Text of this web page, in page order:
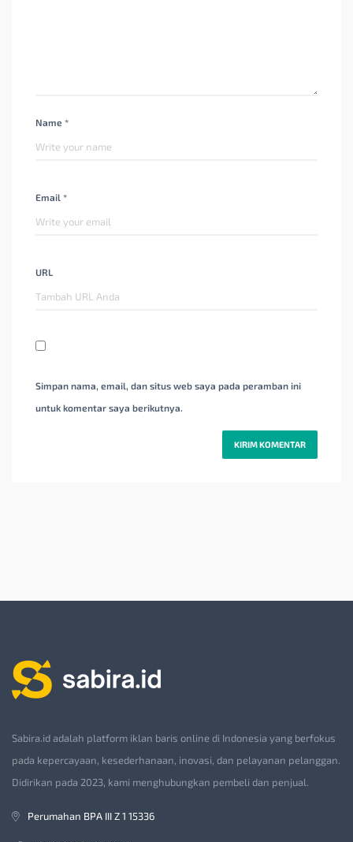
Name *
Email *
URL
Simpan nama, email, dan situs web saya pada peramban ini
untuk komentar saya berikutnya.
Sabira.id adalah platform iklan baris online di Indonesia yang berfokus
pada kepercayaan, kesederhanaan, inovasi, dan pelayanan pelanggan.
Didirikan pada 2023, kami menghubungkan pembeli dan penjual.
Perumahan BPA III Z 1 15336